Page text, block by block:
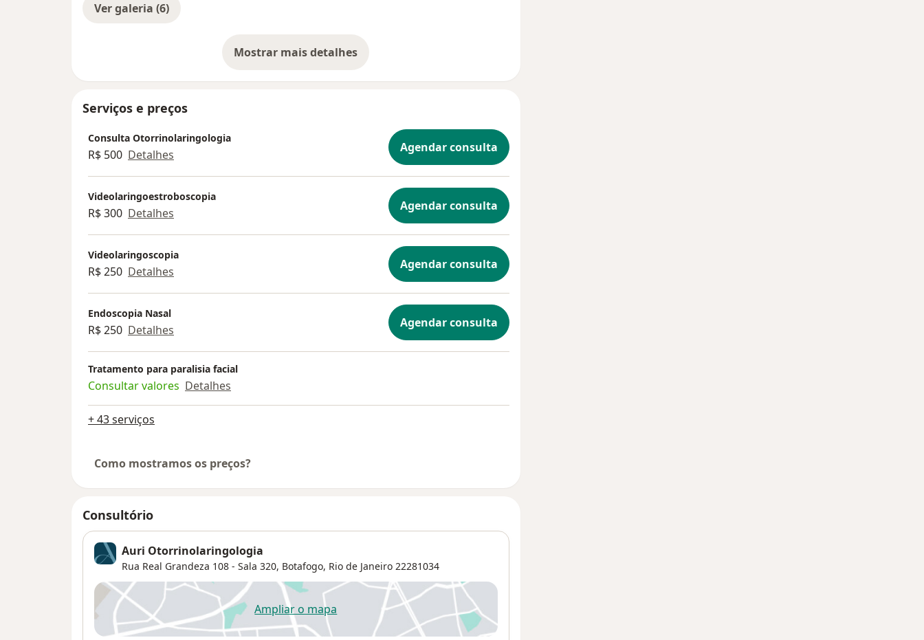
Ver galeria (6)
Mostrar mais detalhes
sobre a experiência
Serviços e preços
Consulta Otorrinolaringologia
R$ 500 Detalhes Agendar consulta
Videolaringoestroboscopia
R$ 300 Detalhes Agendar consulta
Videolaringoscopia
R$ 250 Detalhes Agendar consulta
Endoscopia Nasal
R$ 250 Detalhes Agendar consulta
Tratamento para paralisia facial
Consultar valores Detalhes
+ 43 serviços
Como mostramos os preços?
Consultório
Auri Otorrinolaringologia
Rua Real Grandeza 108 - Sala 320, Botafogo, Rio de Janeiro 22281034
Ampliar o mapaabre num novo separador